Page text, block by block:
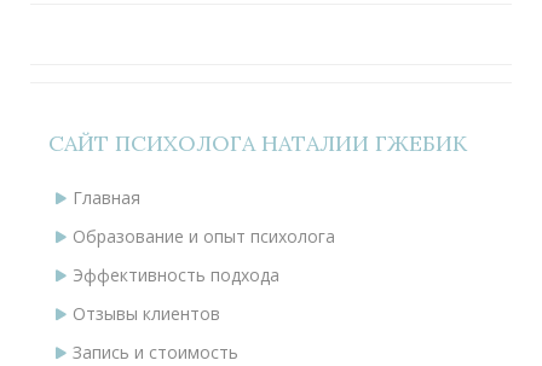
САЙТ ПСИХОЛОГА НАТАЛИИ ГЖЕБИК
Главная
Образование и опыт психолога
Эффективность подхода
Отзывы клиентов
Запись и стоимость